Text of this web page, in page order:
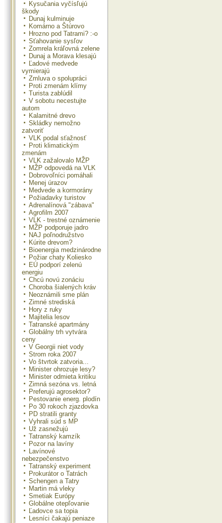
Kysučania vyčísľujú
škody
Dunaj kulminuje
Komárno a Štúrovo
Hrozno pod Tatrami? :-o
Sťahovanie sysľov
Zomrela kráľovná zelene
Dunaj a Morava klesajú
Ľadové medvede
vymierajú
Zmluva o spolupráci
Proti zmenám klímy
Turista zablúdil
V sobotu necestujte
autom
Kalamitné drevo
Skládky nemožno
zatvoriť
VLK podal sťažnosť
Proti klimatickým
zmenám
VLK zažalovalo MŽP
MŽP odpovedá na VLK
Dobrovoľníci pomáhali
Menej úrazov
Medvede a kormorány
Požiadavky turistov
Adrenalínová "zábava"
Agrofilm 2007
VLK - trestné oznámenie
MŽP podporuje jadro
NAJ poľnodružstvo
Kúrite drevom?
Bioenergia medzinárodne
Požiar chaty Koliesko
EÚ podporí zelenú
energiu
Chcú novú zonáciu
Choroba šialených kráv
Neoznámili sme plán
Zimné strediská
Hory z ruky
Majitelia lesov
Tatranské apartmány
Globálny trh vytvára
ceny
V Georgii niet vody
Strom roka 2007
Vo štvrtok zatvoria...
Minister ohrozuje lesy?
Minister odmieta kritiku
Zimná sezóna vs. letná
Preferujú agrosektor?
Pestovanie energ. plodín
Po 30 rokoch zjazdovka
PD stratili granty
Vyhrali súd s MP
Už zasnežujú
Tatranský kamzík
Pozor na lavíny
Lavínové
nebezpečenstvo
Tatranský experiment
Prokurátor o Tatrách
Schengen a Tatry
Martin má vleky
Smetiak Európy
Globálne otepľovanie
Ľadovce sa topia
Lesníci čakajú peniaze